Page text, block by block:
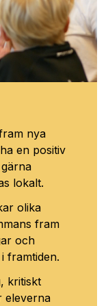
nya
en positiv
lokalt.
olika
fram
och
framtiden.
kritiskt
eleverna